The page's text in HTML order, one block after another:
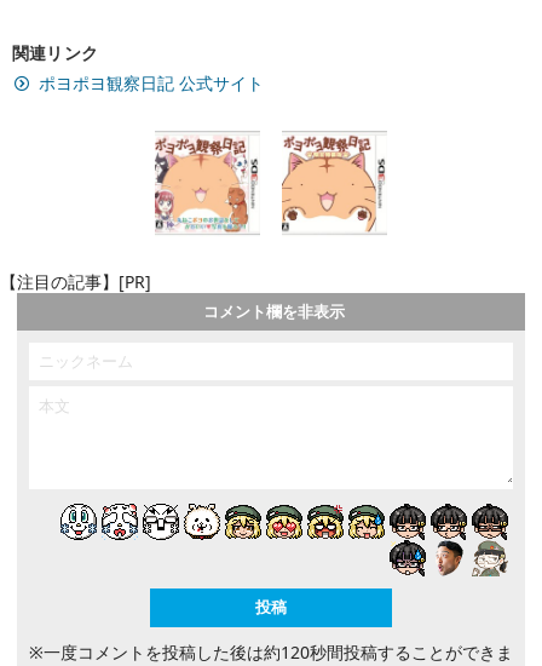
関連リンク
ポヨポヨ観察日記 公式サイト
【注目の記事】[PR]
コメント欄を非表示
※一度コメントを投稿した後は約120秒間投稿することができま